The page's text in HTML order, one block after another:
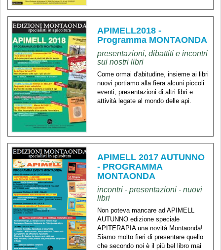
APIMELL2018 -
Programma MONTAONDA
presentazioni, dibattiti e incontri
sui nostri libri
Come ormai d'abitudine, insieme ai libri
nuovi portiamo alla fiera alcuni piccoli
eventi, presentazioni di altri libri e
attività legate al mondo delle api.
APIMELL 2017 AUTUNNO
- PROGRAMMA
MONTAONDA
incontri - presentazioni - nuovi
libri
Non poteva mancare ad APIMELL
AUTUNNO edizione speciale
APITERAPIA una novità Montaonda!
Siamo molto fieri di presentare quello
che secondo noi è il più bel libro mai